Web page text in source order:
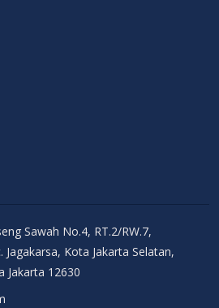
Sawah No.4, RT.2/RW.7,
Jagakarsa, Kota Jakarta Selatan,
Jakarta 12630